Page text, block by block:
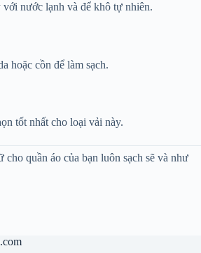
với nước lạnh và để khô tự nhiên.
hoặc cồn để làm sạch.
tốt nhất cho loại vải này.
quần áo của bạn luôn sạch sẽ và như